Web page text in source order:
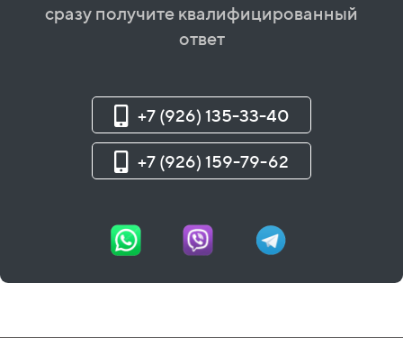
сразу получите квалифицированный
ответ
+7 (926) 135-33-40
+7 (926) 159-79-62